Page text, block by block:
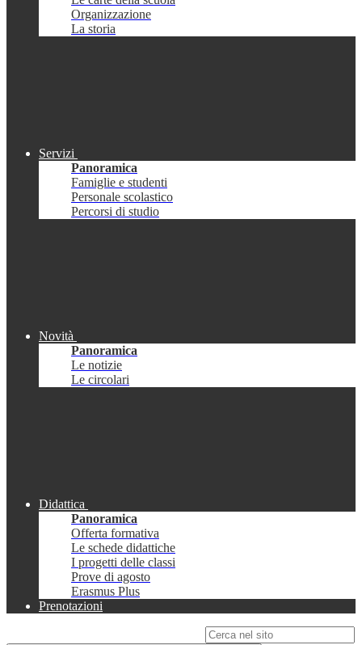
Organizzazione
La storia
Servizi
Panoramica
Famiglie e studenti
Personale scolastico
Percorsi di studio
Novità
Panoramica
Le notizie
Le circolari
Didattica
Panoramica
Offerta formativa
Le schede didattiche
I progetti delle classi
Prove di agosto
Erasmus Plus
Prenotazioni